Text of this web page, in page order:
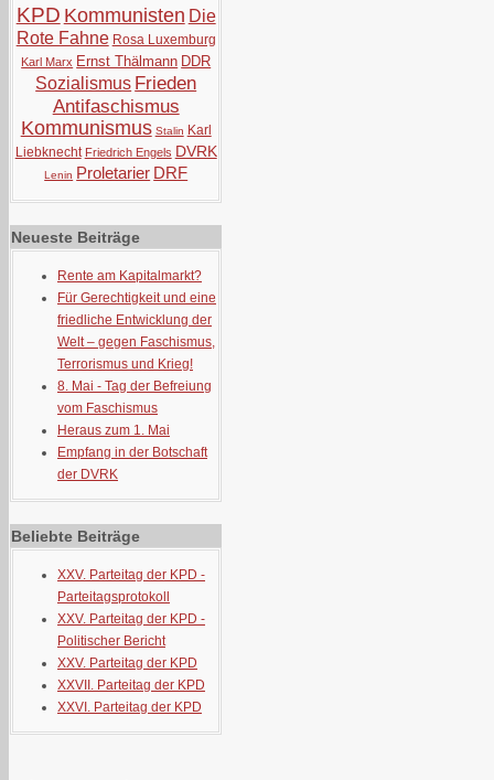
KPD Kommunisten Die
Rote Fahne Rosa Luxemburg
Karl Marx Ernst Thälmann DDR
Sozialismus Frieden
Antifaschismus
Kommunismus Stalin Karl
Liebknecht Friedrich Engels DVRK
Lenin Proletarier DRF
Neueste Beiträge
Rente am Kapitalmarkt?
Für Gerechtigkeit und eine
friedliche Entwicklung der
Welt – gegen Faschismus,
Terrorismus und Krieg!
8. Mai - Tag der Befreiung
vom Faschismus
Heraus zum 1. Mai
Empfang in der Botschaft
der DVRK
Beliebte Beiträge
XXV. Parteitag der KPD -
Parteitagsprotokoll
XXV. Parteitag der KPD -
Politischer Bericht
XXV. Parteitag der KPD
XXVII. Parteitag der KPD
XXVI. Parteitag der KPD